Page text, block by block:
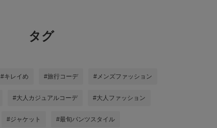
タグ
#キレイめ #旅行コーデ #メンズファッション
#大人カジュアルコーデ #大人ファッション
#ジャケット #最旬パンツスタイル